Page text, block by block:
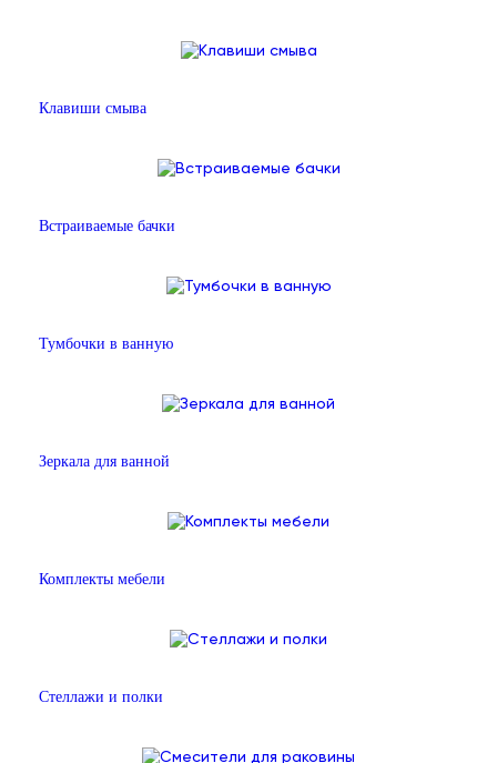
Клавиши смыва
Встраиваемые бачки
Тумбочки в ванную
Зеркала для ванной
Комплекты мебели
Стеллажи и полки